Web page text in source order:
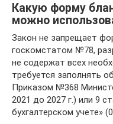
Какую форму
можно
Закон не запрещает
госкомстатом №78,
не содержат всех
требуется заполнять
Приказом №368
2021 до 2027 г.) или 9
бухгалтерском учете»